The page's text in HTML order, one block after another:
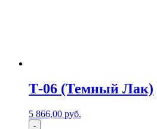
Т-06 (Темный Лак)
5 866,00 руб.
-